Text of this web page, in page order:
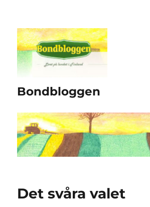
Bondbloggen
Det svåra valet